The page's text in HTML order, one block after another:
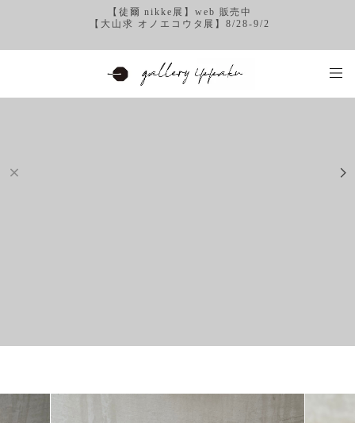
【徒爾 nikke展】web 販売中
【大山求 オノエコウタ展】8/28-9/2